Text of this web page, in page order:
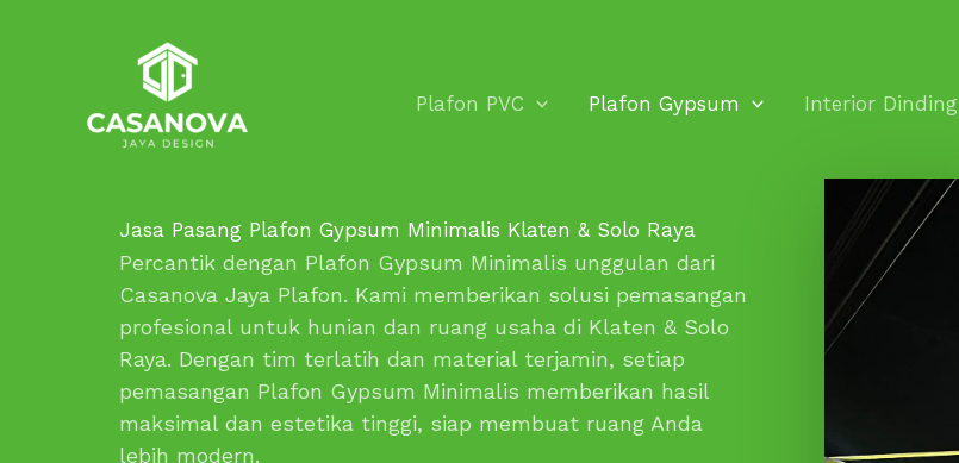
Plafon PVC
Plafon Gypsum Interior Dinding
Jasa Pasang Plafon Gypsum Minimalis Klaten & Solo Raya
Percantik dengan Plafon Gypsum Minimalis unggulan dari
Casanova Jaya Plafon. Kami memberikan solusi pemasangan
profesional untuk hunian dan ruang usaha di Klaten & Solo
Raya. Dengan tim terlatih dan material terjamin, setiap
pemasangan Plafon Gypsum Minimalis memberikan hasil
maksimal dan estetika tinggi, siap membuat ruang Anda
lebih modern.